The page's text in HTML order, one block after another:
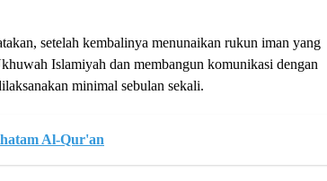
setelah kembalinya menunaikan rukun iman yang
Islamiyah dan membangun komunikasi dengan
minimal sebulan sekali.
Al-Qur'an